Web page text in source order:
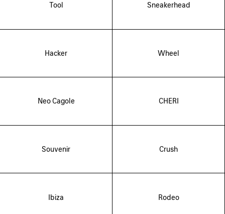
Tool Sneakerhead
Hacker Wheel
Neo Cagole CHERI
Souvenir Crush
Ibiza Rodeo